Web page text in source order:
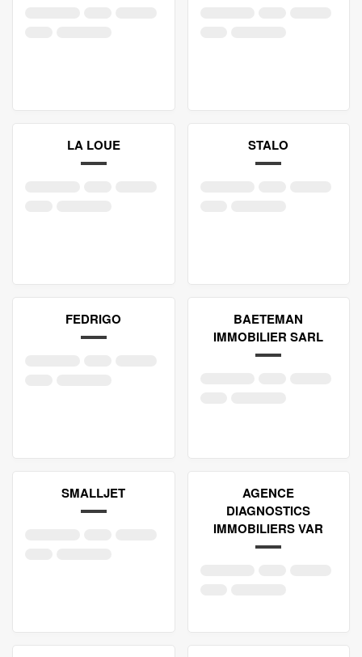
LA LOUE STALO
FEDRIGO
BAETEMAN
IMMOBILIER SARL
SMALLJET
AGENCE
DIAGNOSTICS
IMMOBILIERS VAR